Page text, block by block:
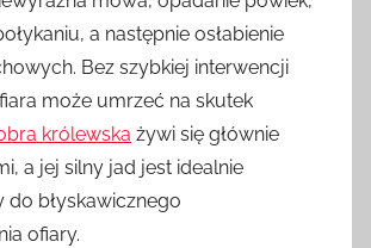
a następnie osłabienie
Bez szybkiej interwencji
może umrzeć na skutek
królewska żywi się głównie
a jej silny jad jest idealnie
błyskawicznego
ofiary.